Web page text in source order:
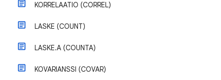
KORRELAATIO (CORREL)
LASKE (COUNT)
LASKE.A (COUNTA)
KOVARIANSSI (COVAR)